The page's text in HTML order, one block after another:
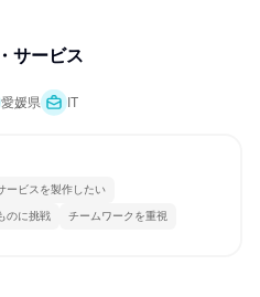
サービス
愛媛県 IT
ービスを製作したい
のに挑戦 チームワークを重視